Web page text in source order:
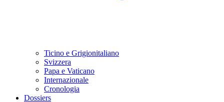
Ticino e Grigionitaliano
Svizzera
Papa e Vaticano
Internazionale
Cronologia
Dossiers